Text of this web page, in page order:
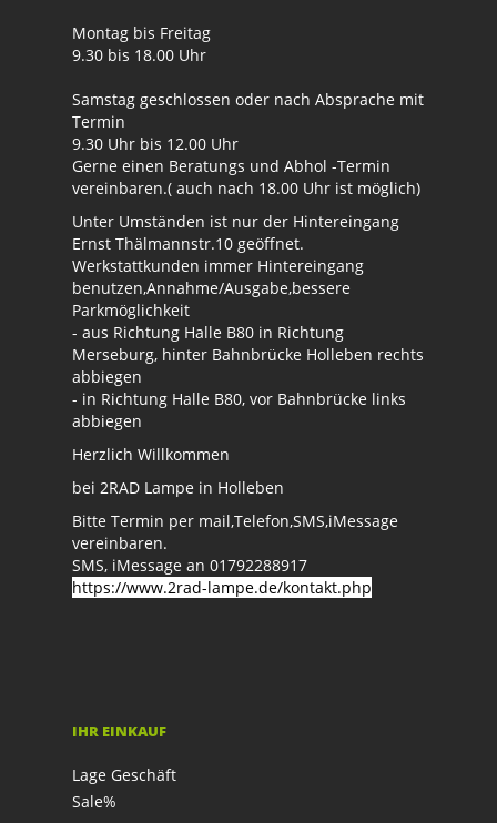
Montag bis Freitag
9.30 bis 18.00 Uhr
Samstag geschlossen oder nach Absprache mit
Termin
9.30 Uhr bis 12.00 Uhr
Gerne einen Beratungs und Abhol -Termin
vereinbaren.( auch nach 18.00 Uhr ist möglich)
Unter Umständen ist nur der Hintereingang
Ernst Thälmannstr.10 geöffnet.
Werkstattkunden immer Hintereingang
benutzen,Annahme/Ausgabe,bessere
Parkmöglichkeit
- aus Richtung Halle B80 in Richtung
Merseburg, hinter Bahnbrücke Holleben rechts
abbiegen
- in Richtung Halle B80, vor Bahnbrücke links
abbiegen
Herzlich Willkommen
bei 2RAD Lampe in Holleben
Bitte Termin per mail,Telefon,SMS,iMessage
vereinbaren.
SMS, iMessage an 01792288917
https://www.2rad-lampe.de/kontakt.php
IHR EINKAUF
Lage Geschäft
Sale%